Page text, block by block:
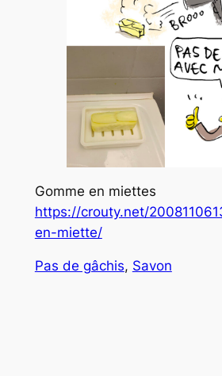
Gomme en miettes
https://crouty.net/
en-miette/
Pas de gâchis, Savon